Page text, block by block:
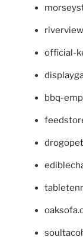
official-
bbq-